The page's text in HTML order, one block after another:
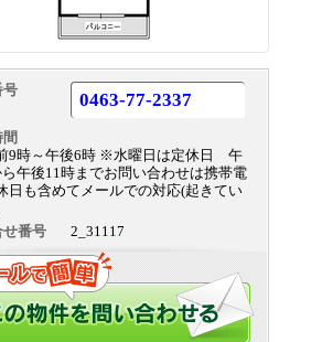
号 0463-77-2337
9時～午後6時 ※水曜日は定休日 午
午後11時までお問い合わせは携帯電
日も含めてメールでの対応(起きてい
せ番号
2_31117